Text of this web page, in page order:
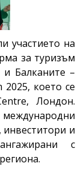
участието на
за туризъм
Балканите –
което се
Лондон.
инвеститори и
с